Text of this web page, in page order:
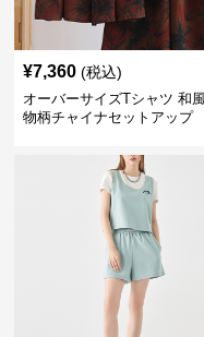
¥7,360 (税込)
オーバーサイズTシャツ 和
物柄チャイナセットアップ